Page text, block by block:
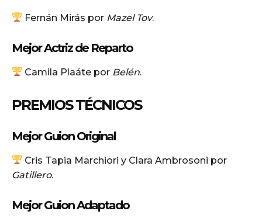
Fernán Mirás por Mazel Tov.
Mejor Actriz de Reparto
Camila Plaáte por Belén.
PREMIOS TÉCNICOS
Mejor Guion Original
Cris Tapia Marchiori y Clara Ambrosoni por
Gatillero.
Mejor Guion Adaptado